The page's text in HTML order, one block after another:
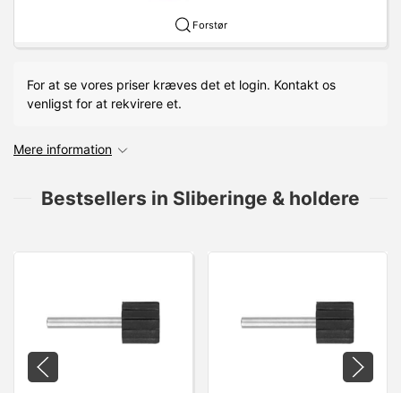
Forstør
For at se vores priser kræves det et login. Kontakt os
venligst for at rekvirere et.
Mere information
Bestsellers in Sliberinge & holdere